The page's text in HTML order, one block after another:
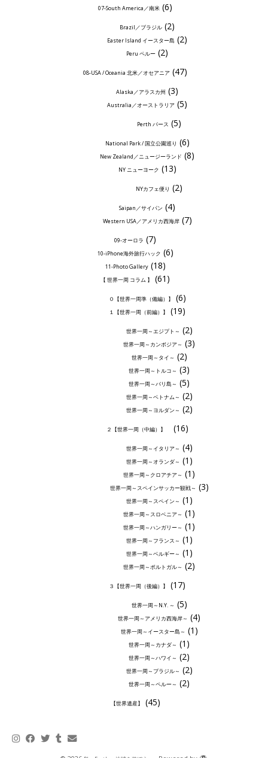
07-South America／南米 (6)
Brazil／ブラジル (2)
Easter Island イースター島 (2)
Peru ペルー (2)
08-USA / Oceania 北米／オセアニア (47)
Alaska／アラスカ州 (3)
Australia／オーストラリア (5)
Perth パース (5)
National Park / 国立公園巡り (6)
New Zealand／ニュージーランド (8)
NY ニューヨーク (13)
NYカフェ便り (2)
Saipan／サイパン (4)
Western USA／アメリカ西海岸(7)
09-オーロラ (7)
10-iPhone海外旅行ハック (6)
11-Photo Gallery(18)
【 世界一周 コラム 】 (61)
０【世界一周準（備編）】 (6)
１【世界一周（前編）】 (19)
世界一周～エジプト～ (2)
世界一周～カンボジア～ (3)
世界一周～タイ～ (2)
世界一周～トルコ～ (3)
世界一周～バリ島～ (5)
世界一周～ベトナム～ (2)
世界一周～ヨルダン～ (2)
２【世界一周（中編）】 (16)
世界一周～イタリア～ (4)
世界一周～オランダ～ (1)
世界一周～クロアチア～ (1)
世界一周～スペインサッカー観戦～ (3)
世界一周～スペイン～ (1)
世界一周～スロベニア～ (1)
世界一周～ハンガリー～ (1)
世界一周～フランス～ (1)
世界一周～ベルギー～ (1)
世界一周～ポルトガル～ (2)
３【世界一周（後編）】 (17)
世界一周～N.Y. ～ (5)
世界一周～アメリカ西海岸～ (4)
世界一周～イースター島～ (1)
世界一周～カナダ～ (1)
世界一周～ハワイ～ (2)
世界一周～ブラジル～ (2)
世界一周～ペルー～ (2)
【世界遺産】 (45)